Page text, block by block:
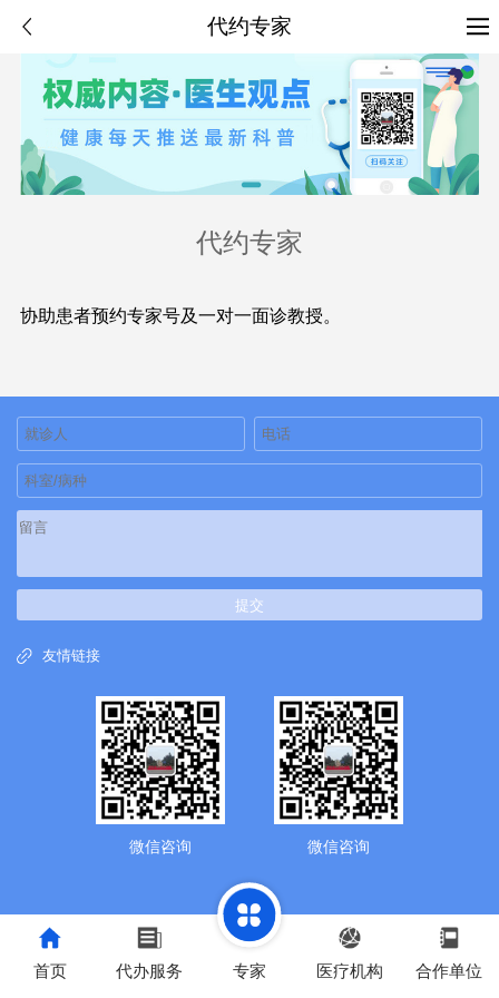
代约专家
代约专家
协助患者预约专家号及一对一面诊教授。
提交
友情链接
微信咨询 微信咨询
首页 代办服务 专家 医疗机构 合作单位